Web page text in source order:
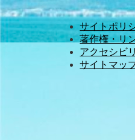
サイトポリ
著作権・リ
アクセシビ
サイトマッ